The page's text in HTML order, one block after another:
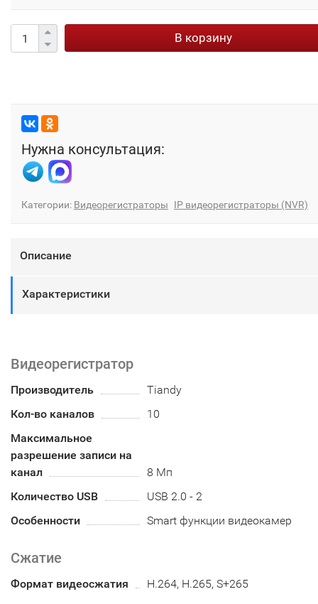
В корзину
Нужна консультация:
Категории: Видеорегистраторы IP видеорегистраторы (NVR)
Описание
Характеристики
Видеорегистратор
Производитель
Tiandy
Кол-во каналов
10
Максимальное
разрешение записи на
канал
8 Мп
Количество USB
USB 2.0 - 2
Особенности
Smart функции видеокамер
Сжатие
Формат видеосжатия H.264, H.265, S+265